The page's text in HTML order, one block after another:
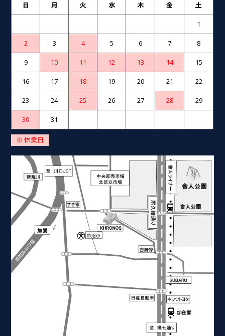
日 月 火 水 木 金 土
1
2 3 4 5 6 7 8
9 10 11 12 13 14 15
16 17 18 19 20 21 22
23 24 25 26 27 28 29
30 31
※ 休業日